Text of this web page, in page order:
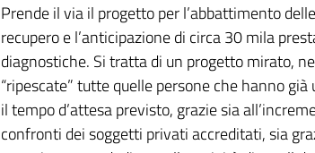
Prende il via il progetto per l’abbattimento
recupero e l’anticipazione di circa 30 mila
diagnostiche. Si tratta di un progetto mirato,
“ripescate” tutte quelle persone che hanno
il tempo d’attesa previsto, grazie sia
confronti dei soggetti privati accreditati, sia